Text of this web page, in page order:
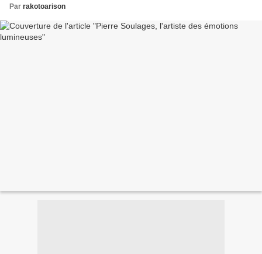
Par rakotoarison